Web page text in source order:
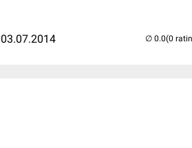
03.07.2014 (0